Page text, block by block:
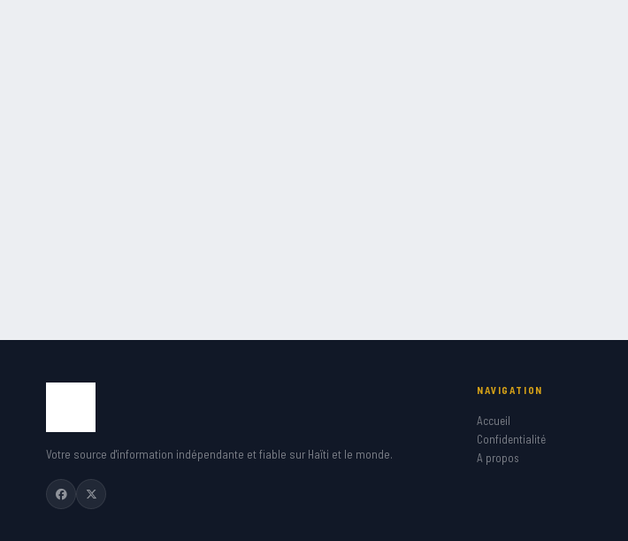
Votre source d'information indépendante et fiable sur Haïti et le monde.
NAVIGATION
Accueil
Confidentialité
A propos